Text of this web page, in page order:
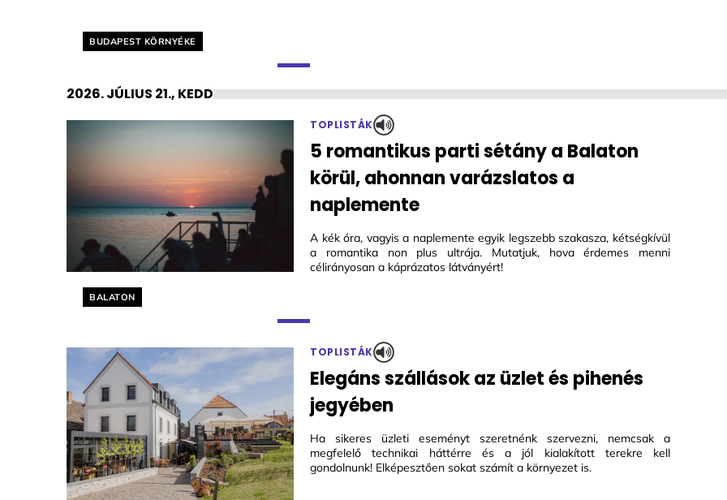
Helyszín címkék:
BUDAPEST KÖRNYÉKE
2026. JÚLIUS 21., KEDD
Helyszín címkék:
BALATON
TOPLISTÁK
5 romantikus parti sétány a Balaton
körül, ahonnan varázslatos a
naplemente
A kék óra, vagyis a naplemente egyik legszebb szakasza, kétségkívül
a romantika non plus ultrája. Mutatjuk, hova érdemes menni
célirányosan a káprázatos látványért!
TOPLISTÁK
Elegáns szállások az üzlet és pihenés
jegyében
Ha sikeres üzleti eseményt szeretnénk szervezni, nemcsak a
megfelelő technikai háttérre és a jól kialakított terekre kell
gondolnunk! Elképesztően sokat számít a környezet is.